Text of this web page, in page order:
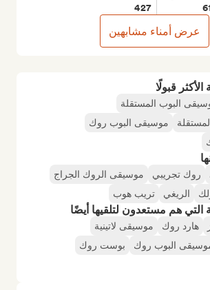
الأكثر قبولًا
البوب المستقلة
موسيقى البوب روك
روك تجريبي
موسيقى الروك الجراج
الريغي تريب هوب
التي هم مستعدون لتلقيها أيضًا
هارد روك
موسيقى لاتينية
البوب روك
بوست روك
427
عرض أمناء مشابهين